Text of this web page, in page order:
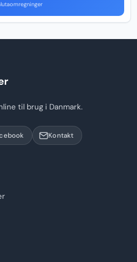
til brug i Danmark.
Kontakt